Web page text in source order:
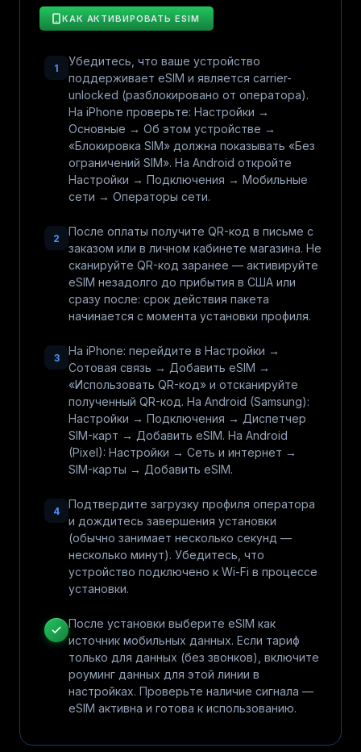
КАК АКТИВИРОВАТЬ ESIM
1
Убедитесь, что ваше устройство
поддерживает eSIM и является carrier-
unlocked (разблокировано от оператора).
На iPhone проверьте: Настройки →
Основные → Об этом устройстве →
«Блокировка SIM» должна показывать «Без
ограничений SIM». На Android откройте
Настройки → Подключения → Мобильные
сети → Операторы сети.
2
После оплаты получите QR-код в письме с
заказом или в личном кабинете магазина. Не
сканируйте QR-код заранее — активируйте
eSIM незадолго до прибытия в США или
сразу после: срок действия пакета
начинается с момента установки профиля.
3
На iPhone: перейдите в Настройки →
Сотовая связь → Добавить eSIM →
«Использовать QR-код» и отсканируйте
полученный QR-код. На Android (Samsung):
Настройки → Подключения → Диспетчер
SIM-карт → Добавить eSIM. На Android
(Pixel): Настройки → Сеть и интернет →
SIM-карты → Добавить eSIM.
4
Подтвердите загрузку профиля оператора
и дождитесь завершения установки
(обычно занимает несколько секунд —
несколько минут). Убедитесь, что
устройство подключено к Wi-Fi в процессе
установки.
После установки выберите eSIM как
источник мобильных данных. Если тариф
только для данных (без звонков), включите
роуминг данных для этой линии в
настройках. Проверьте наличие сигнала —
eSIM активна и готова к использованию.